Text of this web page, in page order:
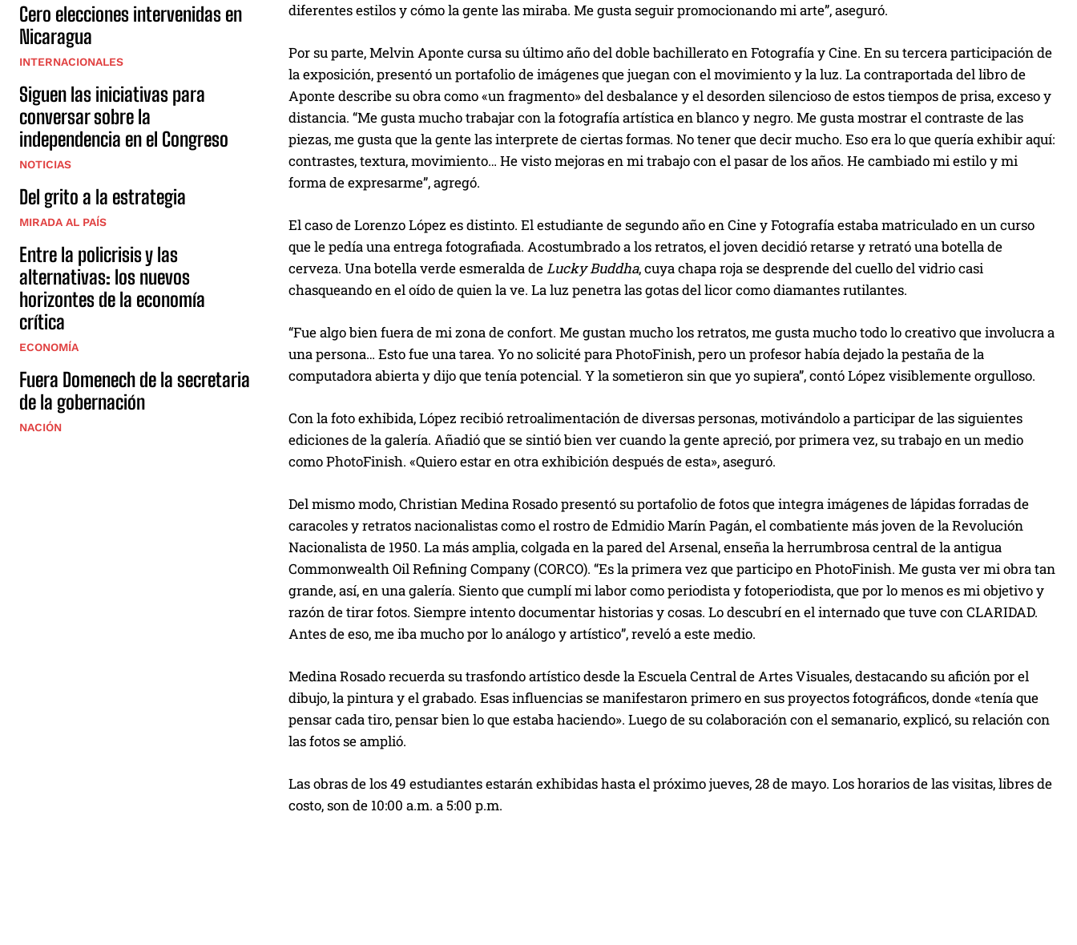
Cero elecciones intervenidas en
Nicaragua
INTERNACIONALES
Siguen las iniciativas para
conversar sobre la
independencia en el Congreso
NOTICIAS
Del grito a la estrategia
MIRADA AL PAÍS
Entre la policrisis y las
alternativas: los nuevos
horizontes de la economía
crítica
ECONOMÍA
Fuera Domenech de la secretaria
de la gobernación
NACIÓN
diferentes estilos y cómo la gente las miraba. Me gusta seguir promocionando mi arte”, aseguró.
Por su parte, Melvin Aponte cursa su último año del doble bachillerato en Fotografía y Cine. En su tercera participación de
la exposición, presentó un portafolio de imágenes que juegan con el movimiento y la luz. La contraportada del libro de
Aponte describe su obra como «un fragmento» del desbalance y el desorden silencioso de estos tiempos de prisa, exceso y
distancia. “Me gusta mucho trabajar con la fotografía artística en blanco y negro. Me gusta mostrar el contraste de las
piezas, me gusta que la gente las interprete de ciertas formas. No tener que decir mucho. Eso era lo que quería exhibir aquí:
contrastes, textura, movimiento… He visto mejoras en mi trabajo con el pasar de los años. He cambiado mi estilo y mi
forma de expresarme”, agregó.
El caso de Lorenzo López es distinto. El estudiante de segundo año en Cine y Fotografía estaba matriculado en un curso
que le pedía una entrega fotografiada. Acostumbrado a los retratos, el joven decidió retarse y retrató una botella de
cerveza. Una botella verde esmeralda deLucky Buddha, cuya chapa roja se desprende del cuello del vidrio casi
chasqueando en el oído de quien la ve. La luz penetra las gotas del licor como diamantes rutilantes.
“Fue algo bien fuera de mi zona de confort. Me gustan mucho los retratos, me gusta mucho todo lo creativo que involucra a
una persona… Esto fue una tarea. Yo no solicité para PhotoFinish, pero un profesor había dejado la pestaña de la
computadora abierta y dijo que tenía potencial. Y la sometieron sin que yo supiera”, contó López visiblemente orgulloso.
Con la foto exhibida, López recibió retroalimentación de diversas personas, motivándolo a participar de las siguientes
ediciones de la galería. Añadió que se sintió bien ver cuando la gente apreció, por primera vez, su trabajo en un medio
como PhotoFinish. «Quiero estar en otra exhibición después de esta», aseguró.
Del mismo modo, Christian Medina Rosado presentó su portafolio de fotos que integra imágenes de lápidas forradas de
caracoles y retratos nacionalistas como el rostro de Edmidio Marín Pagán, el combatiente más joven de la Revolución
Nacionalista de 1950. La más amplia, colgada en la pared del Arsenal, enseña la herrumbrosa central de la antigua
Commonwealth Oil Refining Company (CORCO). “Es la primera vez que participo en PhotoFinish. Me gusta ver mi obra tan
grande, así, en una galería. Siento que cumplí mi labor como periodista y fotoperiodista, que por lo menos es mi objetivo y
razón de tirar fotos. Siempre intento documentar historias y cosas. Lo descubrí en el internado que tuve con CLARIDAD.
Antes de eso, me iba mucho por lo análogo y artístico”, reveló a este medio.
Medina Rosado recuerda su trasfondo artístico desde la Escuela Central de Artes Visuales, destacando su afición por el
dibujo, la pintura y el grabado. Esas influencias se manifestaron primero en sus proyectos fotográficos, donde «tenía que
pensar cada tiro, pensar bien lo que estaba haciendo». Luego de su colaboración con el semanario, explicó, su relación con
las fotos se amplió.
Las obras de los 49 estudiantes estarán exhibidas hasta el próximo jueves, 28 de mayo. Los horarios de las visitas, libres de
costo, son de 10:00 a.m. a 5:00 p.m.